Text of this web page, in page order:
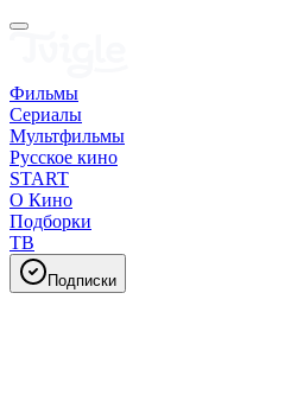
Фильмы
Сериалы
Мультфильмы
Русское кино
START
О Кино
Подборки
ТВ
Подписки